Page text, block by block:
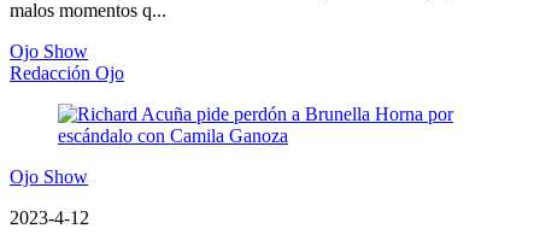
malos momentos q...
Ojo Show
Redacción Ojo
Ojo Show
2023-4-12